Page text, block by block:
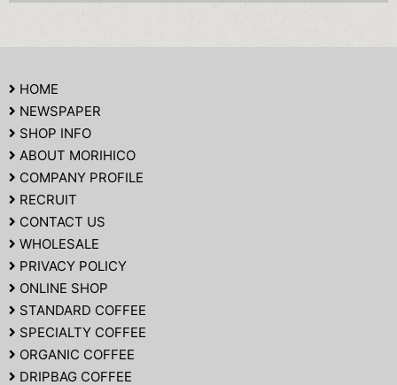
HOME
NEWSPAPER
SHOP INFO
ABOUT MORIHICO
COMPANY PROFILE
RECRUIT
CONTACT US
WHOLESALE
PRIVACY POLICY
ONLINE SHOP
STANDARD COFFEE
SPECIALTY COFFEE
ORGANIC COFFEE
DRIPBAG COFFEE